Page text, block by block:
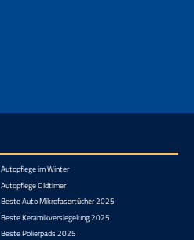
Autopflege im Winter
Autopflege Oldtimer
Beste Auto Mikrofasertücher 2025
Beste Keramikversiegelung 2025
Beste Polierpads 2025